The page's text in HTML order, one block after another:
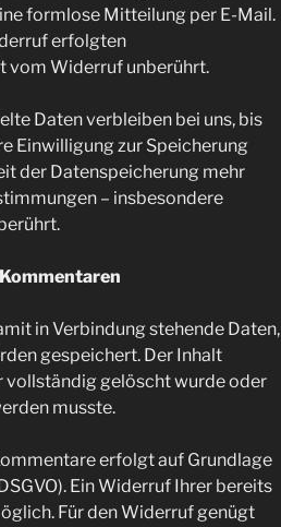
formlose Mitteilung per E-Mail.
erfolgten
vom Widerruf unberührt.
Daten verbleiben bei uns, bis
Einwilligung zur Speicherung
der Datenspeicherung mehr
– insbesondere
in Verbindung stehende Daten,
gespeichert. Der Inhalt
vollständig gelöscht wurde oder
musste.
erfolgt auf Grundlage
Ein Widerruf Ihrer bereits
Für den Widerruf genügt